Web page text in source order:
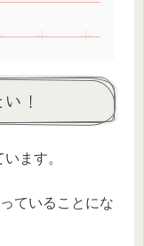
！
ます。
ていることにな